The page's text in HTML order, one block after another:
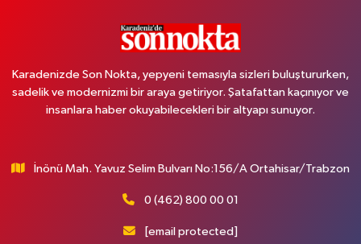
Karadenizde Son Nokta, yepyeni temasıyla sizleri buluştururken,
sadelik ve modernizmi bir araya getiriyor. Şatafattan kaçınıyor ve
insanlara haber okuyabilecekleri bir altyapı sunuyor.
İnönü Mah. Yavuz Selim Bulvarı No:156/A Ortahisar/Trabzon
0 (462) 800 00 01
[email protected]